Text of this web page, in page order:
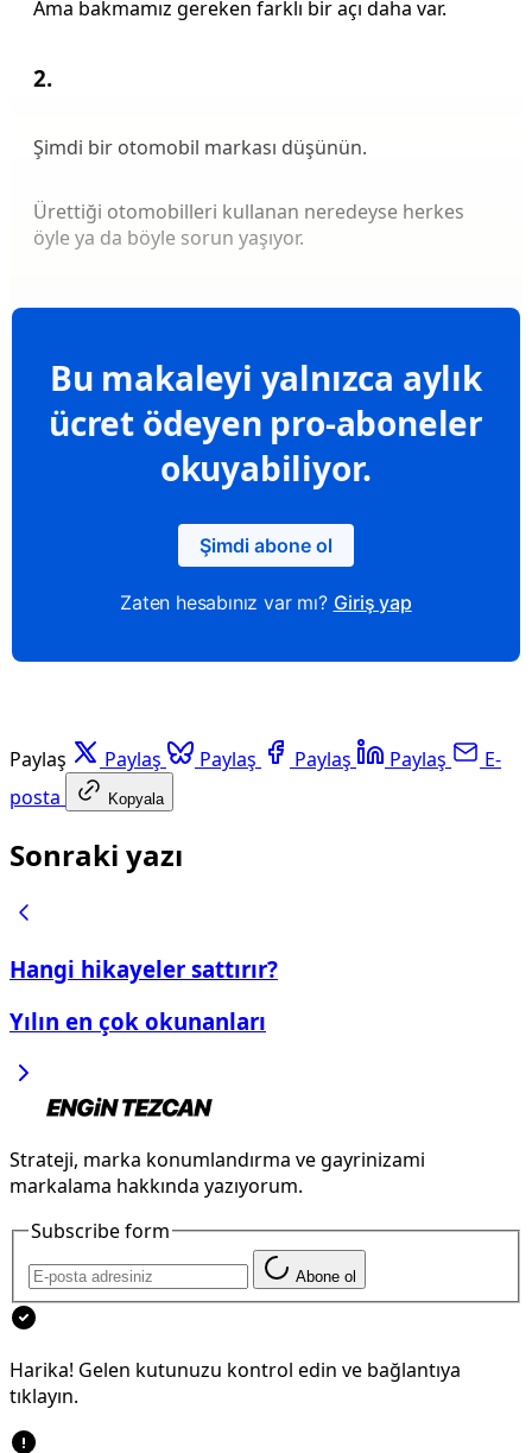
Ama bakmamız gereken farklı bir açı daha var.
2.
Şimdi bir otomobil markası düşünün.
Ürettiği otomobilleri kullanan neredeyse herkes
öyle ya da böyle sorun yaşıyor.
Bu makaleyi yalnızca aylık
ücret ödeyen pro-aboneler
okuyabiliyor.
Şimdi abone ol
Zaten hesabınız var mı? Giriş yap
Paylaş Paylaş Paylaş Paylaş Paylaş
E-
posta
Kopyala
Sonraki yazı
Hangi hikayeler sattırır?
Yılın en çok okunanları
Strateji, marka konumlandırma ve gayrinizami
markalama hakkında yazıyorum.
Subscribe form
Abone ol
Harika! Gelen kutunuzu kontrol edin ve bağlantıya
tıklayın.